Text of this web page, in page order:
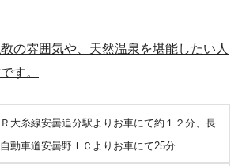
の雰囲気や、天然温泉を堪能したい人
す。
Ｒ大糸線安曇追分駅よりお車にて約１２分、長
動車道安曇野ＩＣよりお車にて25分